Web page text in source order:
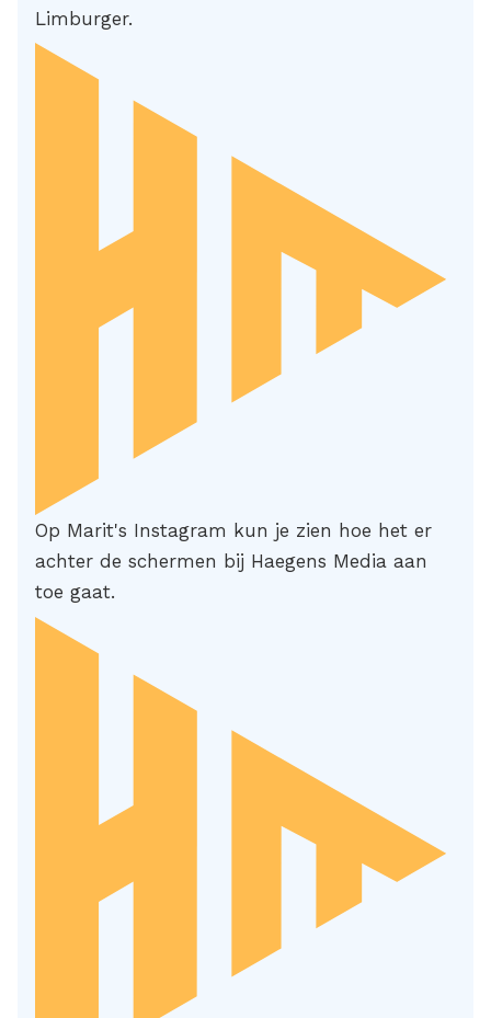
Limburger.
Op Marit's Instagram kun je zien hoe het er
achter de schermen bij Haegens Media aan
toe gaat.